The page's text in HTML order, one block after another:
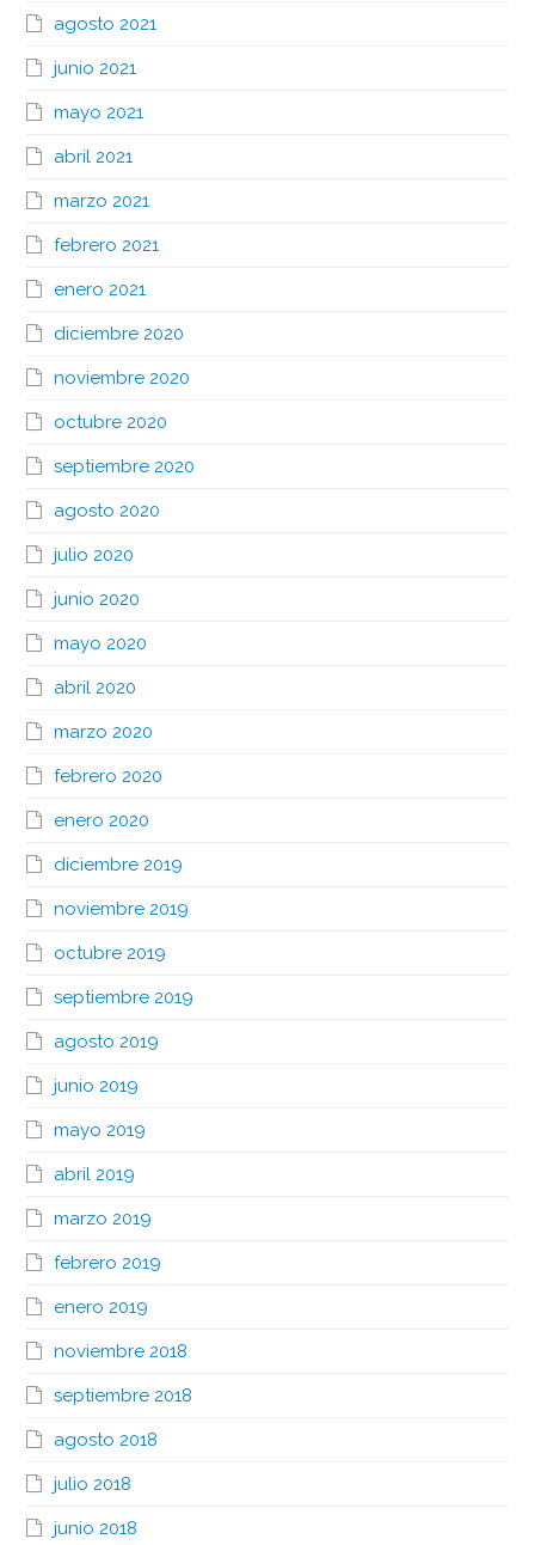
agosto 2021
junio 2021
mayo 2021
abril 2021
marzo 2021
febrero 2021
enero 2021
diciembre 2020
noviembre 2020
octubre 2020
septiembre 2020
agosto 2020
julio 2020
junio 2020
mayo 2020
abril 2020
marzo 2020
febrero 2020
enero 2020
diciembre 2019
noviembre 2019
octubre 2019
septiembre 2019
agosto 2019
junio 2019
mayo 2019
abril 2019
marzo 2019
febrero 2019
enero 2019
noviembre 2018
septiembre 2018
agosto 2018
julio 2018
junio 2018